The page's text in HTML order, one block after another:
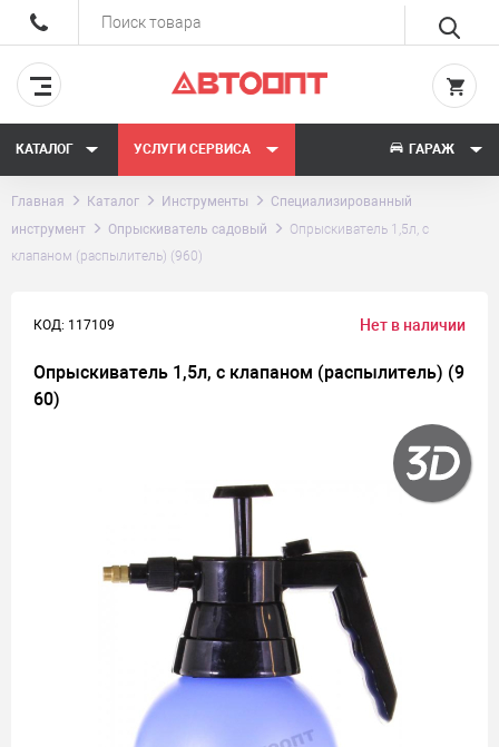
КАТАЛОГ УСЛУГИ СЕРВИСА ГАРАЖ
Главная Каталог Инструменты
Специализированный
инструмент
Опрыскиватель садовый
Опрыскиватель 1,5л, с
клапаном (распылитель) (960)
КОД: 117109 Нет в наличии
Опрыскиватель 1,5л, с клапаном (распылитель) (9
60)